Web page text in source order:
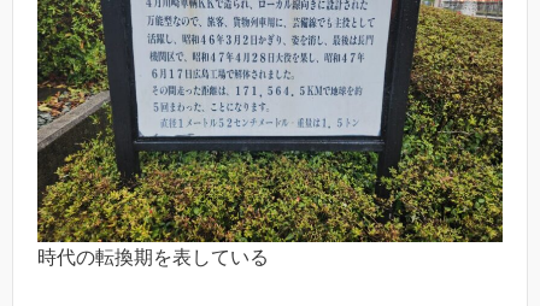
時代の転換期を表している